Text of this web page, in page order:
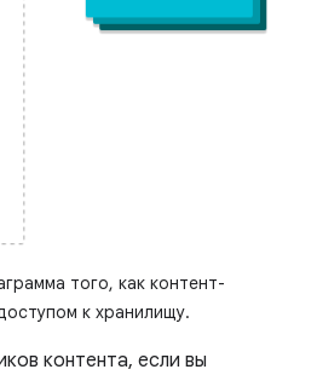
того, как контент-
к хранилищу.
контента, если вы